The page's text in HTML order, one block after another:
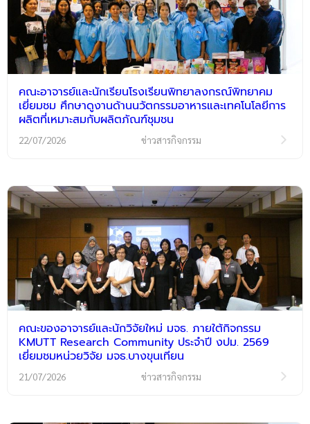
คณะอาจารย์และนักเรียนโรงเรียนพิทยาลงกรณ์พิทยาคม
เยี่ยมชม ศึกษาดูงานด้านนวัตกรรมอาหารและเทคโนโลยีการ
ผลิตที่เหมาะสมกับผลิตภัณฑ์ชุมชน
22/07/2026 ข่าวสารกิจกรรม
คณะของอาจารย์และนักวิจัยใหม่ มจธ. ภายใต้กิจกรรม
KMUTT Research Community ประจำปี งปม. 2569
เยี่ยมชมหน่วยวิจัย มจธ.บางขุนเทียน
21/07/2026 ข่าวสารกิจกรรม